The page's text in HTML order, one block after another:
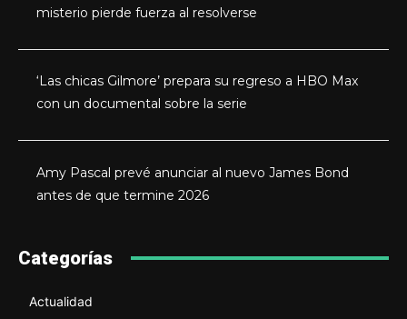
misterio pierde fuerza al resolverse
‘Las chicas Gilmore’ prepara su regreso a HBO Max
con un documental sobre la serie
Amy Pascal prevé anunciar al nuevo James Bond
antes de que termine 2026
Categorías
Actualidad